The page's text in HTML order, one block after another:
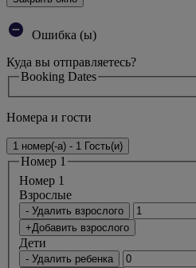
Ошибка (ы)
Куда вы отправляетесь?
Booking Dates
Номера и гости
1 номер(-а) - 1 Гость(и)
Номер 1
Номер 1
Bзрослые
- Удалить взрослого
+Добавить взрослого
Дети
- Удалить ребенка